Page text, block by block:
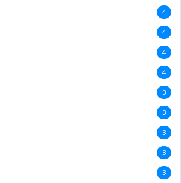
4
4
4
4
3
3
3
3
3